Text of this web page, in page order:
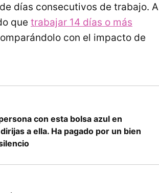
días consecutivos de trabajo. A
que trabajar 14 días o más
con el impacto de
con esta bolsa azul en
a ella. Ha pagado por un bien